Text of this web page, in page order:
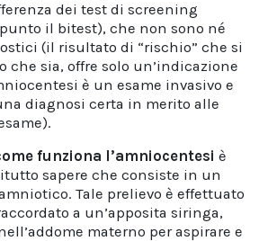
dei test di screening
il bitest), che non sono né
(il risultato di “rischio” che si
che sia, offre solo un’indicazione
è un esame invasivo e
diagnosi certa in merito alle
funziona l’amniocentesi è
sapere che consiste in un
Tale prelievo è effettuato
a un’apposita siringa,
materno per aspirare e